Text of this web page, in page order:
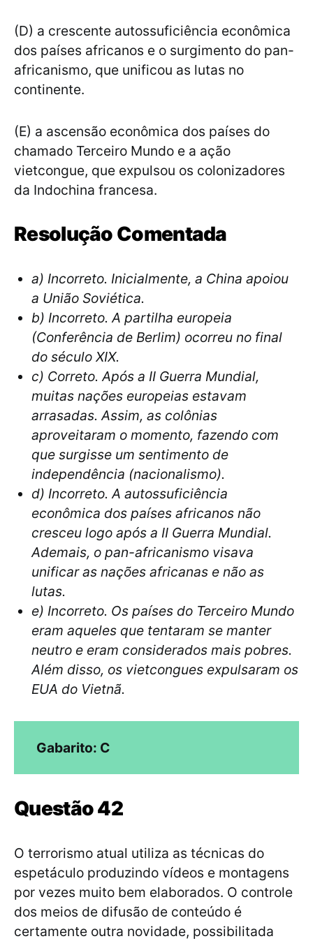
(D) a crescente autossuficiência econômica
dos países africanos e o surgimento do pan-
africanismo, que unificou as lutas no
continente.
(E) a ascensão econômica dos países do
chamado Terceiro Mundo e a ação
vietcongue, que expulsou os colonizadores
da Indochina francesa.
Resolução Comentada
a) Incorreto. Inicialmente, a China apoiou
a União Soviética.
b) Incorreto. A partilha europeia
(Conferência de Berlim) ocorreu no final
do século XIX.
c) Correto. Após a II Guerra Mundial,
muitas nações europeias estavam
arrasadas. Assim, as colônias
aproveitaram o momento, fazendo com
que surgisse um sentimento de
independência (nacionalismo).
d) Incorreto. A autossuficiência
econômica dos países africanos não
cresceu logo após a II Guerra Mundial.
Ademais, o pan-africanismo visava
unificar as nações africanas e não as
lutas.
e) Incorreto. Os países do Terceiro Mundo
eram aqueles que tentaram se manter
neutro e eram considerados mais pobres.
Além disso, os vietcongues expulsaram os
EUA do Vietnã.
Gabarito: C
Questão 42
O terrorismo atual utiliza as técnicas do
espetáculo produzindo vídeos e montagens
por vezes muito bem elaborados. O controle
dos meios de difusão de conteúdo é
certamente outra novidade, possibilitada